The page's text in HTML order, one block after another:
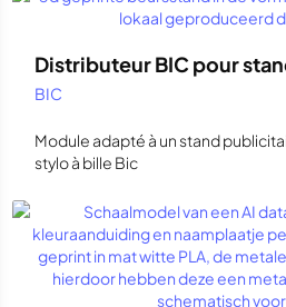
Distributeur BIC pour
BIC
Module adapté à un stand
stylo à bille Bic